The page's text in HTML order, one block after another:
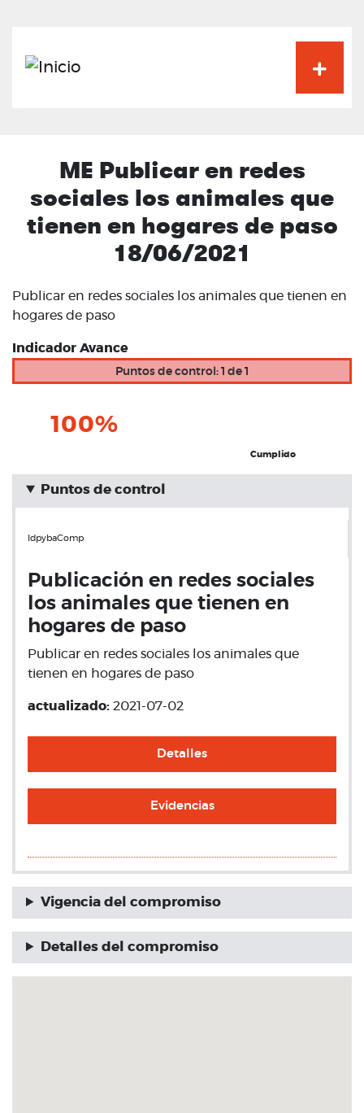
ME Publicar en redes
sociales los animales que
tienen en hogares de paso
18/06/2021
Publicar en redes sociales los animales que tienen en
hogares de paso
Indicador Avance
Puntos de control: 1 de 1
100%
Cumplido
Puntos de control
IdpybaComp
Publicación en redes sociales
los animales que tienen en
hogares de paso
Publicar en redes sociales los animales que
tienen en hogares de paso
actualizado: 2021-07-02
Detalles
Evidencias
Vigencia del compromiso
Detalles del compromiso